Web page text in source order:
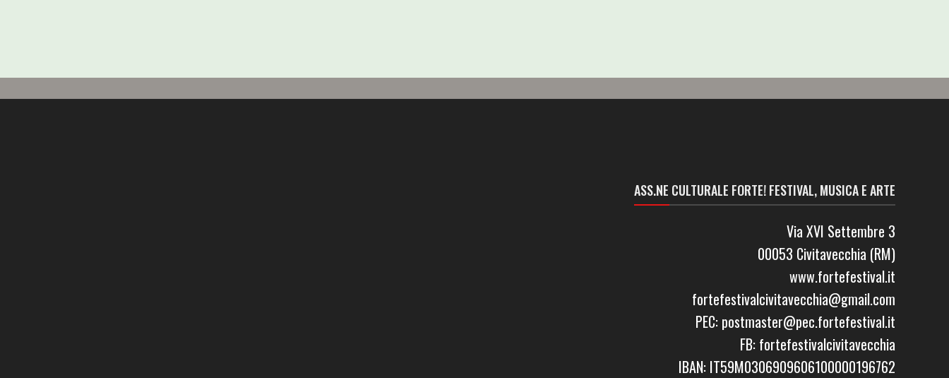
ASS.NE CULTURALE FORTE! FESTIVAL, MUSICA E ARTE
Via XVI Settembre 3
00053 Civitavecchia (RM)
www.fortefestival.it
fortefestivalcivitavecchia@gmail.com
PEC: postmaster@pec.fortefestival.it
FB: fortefestivalcivitavecchia
IBAN: IT59M0306909606100000196762